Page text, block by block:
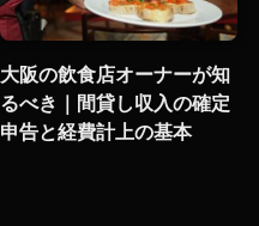
大阪の飲食店オーナーが知
るべき｜間貸し収入の確定
申告と経費計上の基本